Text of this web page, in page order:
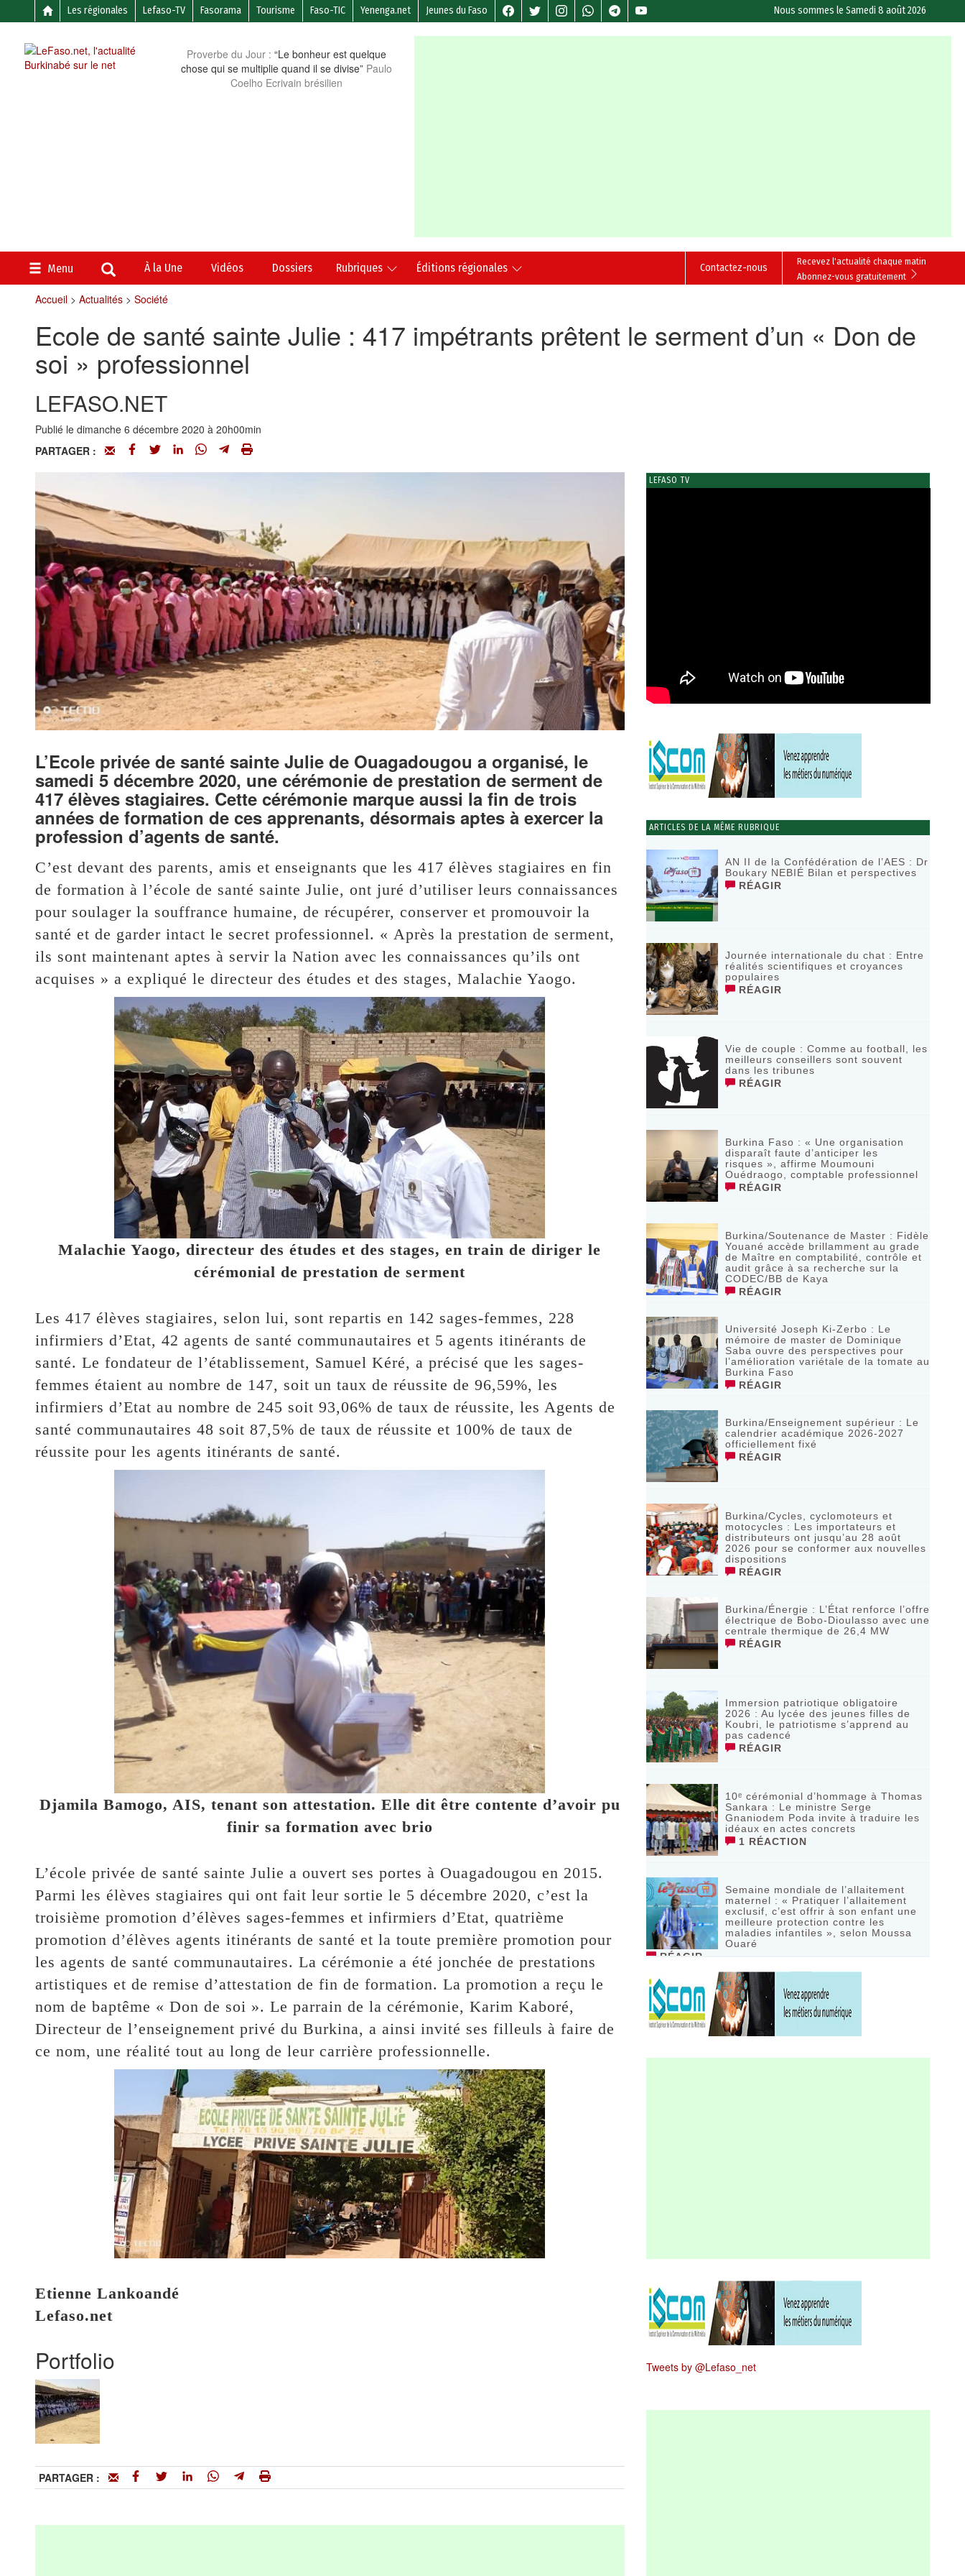
Les régionales Lefaso-TV Fasorama Tourisme Faso-TIC Yenenga.net Jeunes du Faso Nous sommes leSamedi 8 août 2026
Proverbe du Jour : “Le bonheur est quelque
chose qui se multiplie quand il se divise” Paulo
Coelho Ecrivain brésilien
Menu À la Une Vidéos Dossiers Rubriques Éditions régionales
Recevez l'actualité chaque matin
Abonnez-vous gratuitement
Contactez-nous
Accueil> Actualités> Société
Ecole de santé sainte Julie : 417 impétrants prêtent le serment d’un « Don de
soi » professionnel
LEFASO.NET
Publié le dimanche 6 décembre 2020 à 20h00min
PARTAGER :
L’Ecole privée de santé sainte Julie de Ouagadougou a organisé, le
samedi 5 décembre 2020, une cérémonie de prestation de serment de
417 élèves stagiaires. Cette cérémonie marque aussi la fin de trois
années de formation de ces apprenants, désormais aptes à exercer la
profession d’agents de santé.
C’est devant des parents, amis et enseignants que les 417 élèves stagiaires en fin
de formation à l’école de santé sainte Julie, ont juré d’utiliser leurs connaissances
pour soulager la souffrance humaine, de récupérer, conserver et promouvoir la
santé et de garder intact le secret professionnel. « Après la prestation de serment,
ils sont maintenant aptes à servir la Nation avec les connaissances qu’ils ont
acquises » a expliqué le directeur des études et des stages, Malachie Yaogo.
Malachie Yaogo, directeur des études et des stages, en train de diriger le
cérémonial de prestation de serment
Les 417 élèves stagiaires, selon lui, sont repartis en 142 sages-femmes, 228
infirmiers d’Etat, 42 agents de santé communautaires et 5 agents itinérants de
santé. Le fondateur de l’établissement, Samuel Kéré, a précisé que les sages-
femmes étaient au nombre de 147, soit un taux de réussite de 96,59%, les
infirmiers d’Etat au nombre de 245 soit 93,06% de taux de réussite, les Agents de
santé communautaires 48 soit 87,5% de taux de réussite et 100% de taux de
réussite pour les agents itinérants de santé.
Djamila Bamogo, AIS, tenant son attestation. Elle dit être contente d’avoir pu
finir sa formation avec brio
L’école privée de santé sainte Julie a ouvert ses portes à Ouagadougou en 2015.
Parmi les élèves stagiaires qui ont fait leur sortie le 5 décembre 2020, c’est la
troisième promotion d’élèves sages-femmes et infirmiers d’Etat, quatrième
promotion d’élèves agents itinérants de santé et la toute première promotion pour
les agents de santé communautaires. La cérémonie a été jonchée de prestations
artistiques et de remise d’attestation de fin de formation. La promotion a reçu le
nom de baptême « Don de soi ». Le parrain de la cérémonie, Karim Kaboré,
Directeur de l’enseignement privé du Burkina, a ainsi invité ses filleuls à faire de
ce nom, une réalité tout au long de leur carrière professionnelle.
Etienne Lankoandé
Lefaso.net
Portfolio
PARTAGER :
LEFASO TV
ARTICLES DE LA MÊME RUBRIQUE
AN II de la Confédération de l’AES : Dr
Boukary NEBIÉ Bilan et perspectives
RÉAGIR
Journée internationale du chat : Entre
réalités scientifiques et croyances
populaires
RÉAGIR
Vie de couple : Comme au football, les
meilleurs conseillers sont souvent
dans les tribunes
RÉAGIR
Burkina Faso : « Une organisation
disparaît faute d’anticiper les
risques », affirme Moumouni
Ouédraogo, comptable professionnel
RÉAGIR
Burkina/Soutenance de Master : Fidèle
Youané accède brillamment au grade
de Maître en comptabilité, contrôle et
audit grâce à sa recherche sur la
CODEC/BB de Kaya
RÉAGIR
Université Joseph Ki-Zerbo : Le
mémoire de master de Dominique
Saba ouvre des perspectives pour
l’amélioration variétale de la tomate au
Burkina Faso
RÉAGIR
Burkina/Enseignement supérieur : Le
calendrier académique 2026-2027
officiellement fixé
RÉAGIR
Burkina/Cycles, cyclomoteurs et
motocycles : Les importateurs et
distributeurs ont jusqu’au 28 août
2026 pour se conformer aux nouvelles
dispositions
RÉAGIR
Burkina/Énergie : L’État renforce l’offre
électrique de Bobo-Dioulasso avec une
centrale thermique de 26,4 MW
RÉAGIR
Immersion patriotique obligatoire
2026 : Au lycée des jeunes filles de
Koubri, le patriotisme s’apprend au
pas cadencé
RÉAGIR
10ᵉ cérémonial d’hommage à Thomas
Sankara : Le ministre Serge
Gnaniodem Poda invite à traduire les
idéaux en actes concrets
1 RÉACTION
Semaine mondiale de l’allaitement
maternel : « Pratiquer l’allaitement
exclusif, c’est offrir à son enfant une
meilleure protection contre les
maladies infantiles », selon Moussa
Ouaré
RÉAGIR
Tweets by @Lefaso_net